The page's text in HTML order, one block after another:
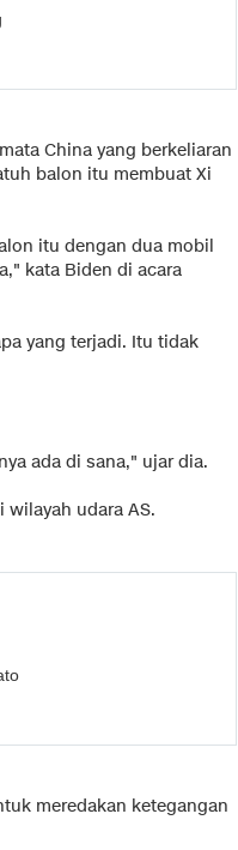
China yang berkeliaran
balon itu membuat Xi
itu dengan dua mobil
kata Biden di acara
yang terjadi. Itu tidak
ada di sana," ujar dia.
udara AS.
meredakan ketegangan